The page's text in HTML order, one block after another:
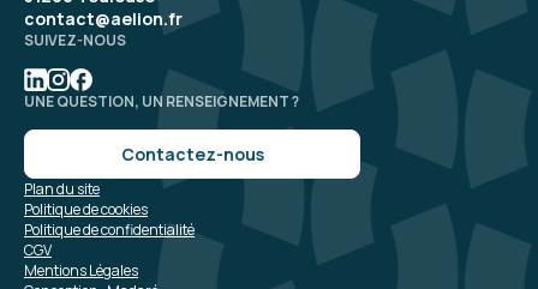
contact@aelion.fr
SUIVEZ-NOUS
UNE QUESTION, UN RENSEIGNEMENT ?
Contactez-nous
Mentions Légales
CGV
Politique de confidentialité
Politique de cookies
Plan du site